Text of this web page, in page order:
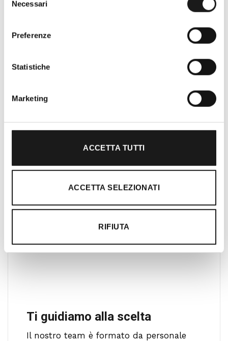
delNecessari
Preferenze
Statistiche
Marketing
ACCETTA TUTTI
ACCETTA SELEZIONATI
RIFIUTA
per amanti dell’outdoor a Roma e nel
clienti con professionalità, rendendo
Ti guidiamo alla scelta
Il nostro team è formato da personale